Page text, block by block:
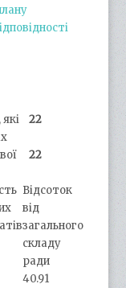
22
22
Відсоток
від
загального
складу
ради
40.91